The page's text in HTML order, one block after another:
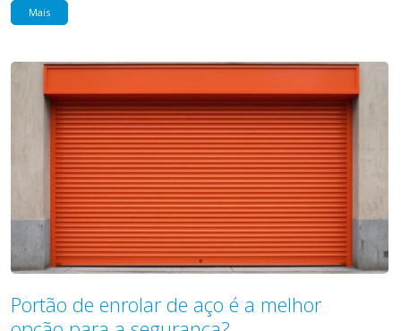
Mais
Portão de enrolar de aço é a melhor